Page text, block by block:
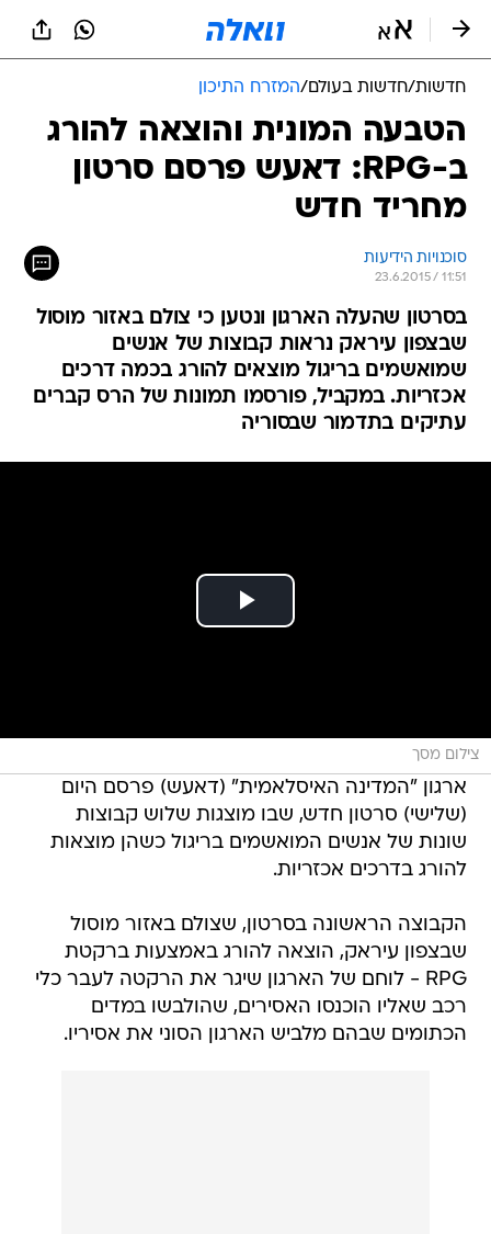
חדשות/חדשות בעולם/המזרח התיכון
הטבעה המונית והוצאה להורג
ב-RPG: דאעש פרסם סרטון
מחריד חדש
סוכנויות הידיעות
23.6.2015 / 11:51
בסרטון שהעלה הארגון ונטען כי צולם באזור מוסול
שבצפון עיראק נראות קבוצות של אנשים
שמואשמים בריגול מוצאים להורג בכמה דרכים
אכזריות. במקביל, פורסמו תמונות של הרס קברים
עתיקים בתדמור שבסוריה
צילום מסך
ארגון "המדינה האיסלאמית" (דאעש) פרסם היום
(שלישי) סרטון חדש, שבו מוצגות שלוש קבוצות
שונות של אנשים המואשמים בריגול כשהן מוצאות
להורג בדרכים אכזריות.
הקבוצה הראשונה בסרטון, שצולם באזור מוסול
שבצפון עיראק, הוצאה להורג באמצעות ברקטת
RPG - לוחם של הארגון שיגר את הרקטה לעבר כלי
רכב שאליו הוכנסו האסירים, שהולבשו במדים
הכתומים שבהם מלביש הארגון הסוני את אסיריו.